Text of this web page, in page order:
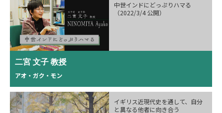
中世インドにどっぷりハマる
（2022/3/4 公開）
二宮 文子 教授
アオ・ガク・モン
イギリス近現代史を通して、自分
と異なる他者に向き合う